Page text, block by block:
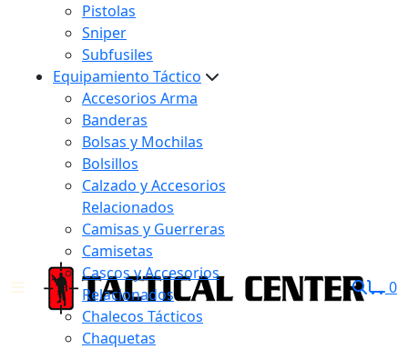
Pistolas
Sniper
Subfusiles
Equipamiento Táctico
Accesorios Arma
Banderas
Bolsas y Mochilas
Bolsillos
Calzado y Accesorios
Relacionados
Camisas y Guerreras
Camisetas
Cascos y Accesorios
Relacionados
Chalecos Tácticos
Chaquetas
0